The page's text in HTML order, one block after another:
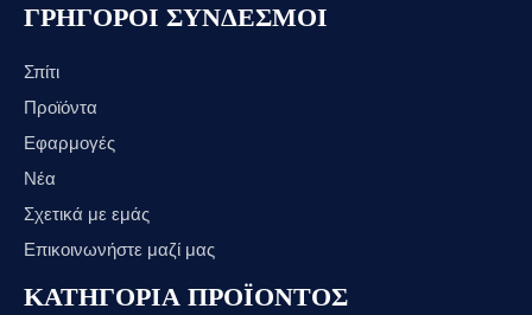
ΓΡΗΓΟΡΟΙ ΣΥΝΔΕΣΜΟΙ
Σπίτι
Προϊόντα
Εφαρμογές
Νέα
Σχετικά με εμάς
Επικοινωνήστε μαζί μας
ΚΑΤΗΓΟΡΙΑ ΠΡΟΪΟΝΤΟΣ